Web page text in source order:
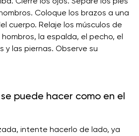
Coloque los brazos a una
cuerpo. Relaje los músculos de
la espalda, el pecho, el
y las piernas. Observe su
puede hacer como en el
intente hacerlo de lado, ya